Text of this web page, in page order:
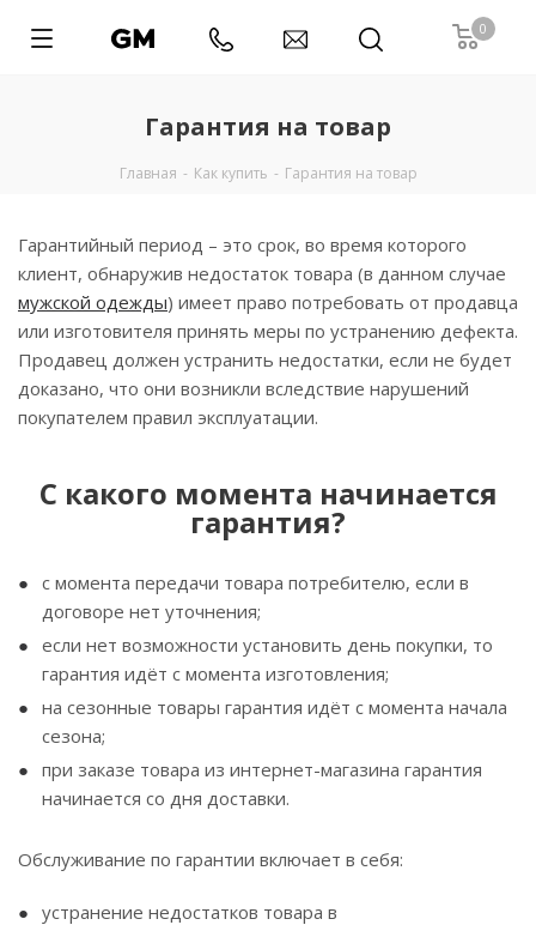
0
Гарантия на товар
Главная - Как купить - Гарантия на товар
Гарантийный период – это срок, во время которого
клиент, обнаружив недостаток товара (в данном случае
мужской одежды) имеет право потребовать от продавца
или изготовителя принять меры по устранению дефекта.
Продавец должен устранить недостатки, если не будет
доказано, что они возникли вследствие нарушений
покупателем правил эксплуатации.
С какого момента начинается
гарантия?
с момента передачи товара потребителю, если в
договоре нет уточнения;
если нет возможности установить день покупки, то
гарантия идёт с момента изготовления;
на сезонные товары гарантия идёт с момента начала
сезона;
при заказе товара из интернет-магазина гарантия
начинается со дня доставки.
Обслуживание по гарантии включает в себя:
устранение недостатков товара в